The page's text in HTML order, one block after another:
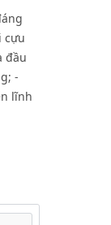
cựu
đầu
-
lĩnh